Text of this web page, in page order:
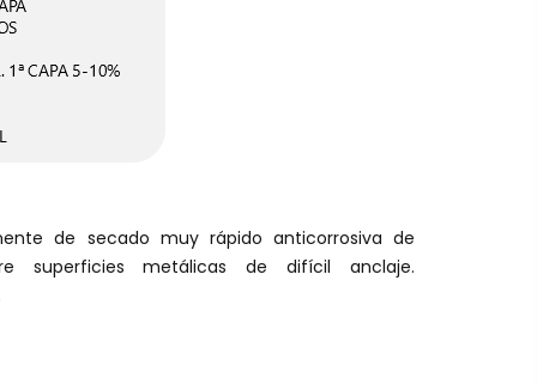
de secado muy rápido anticorrosiva de
superficies metálicas de difícil anclaje.